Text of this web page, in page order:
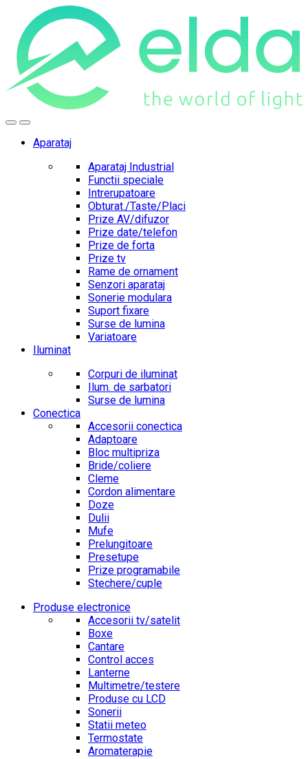
navigation
content
Aparataj
Aparataj Industrial
Functii speciale
Intrerupatoare
Obturat./Taste/Placi
Prize AV/difuzor
Prize date/telefon
Prize de forta
Prize tv
Rame de ornament
Senzori aparataj
Sonerie modulara
Suport fixare
Surse de lumina
Variatoare
Iluminat
Corpuri de iluminat
Ilum. de sarbatori
Surse de lumina
Conectica
Accesorii conectica
Adaptoare
Bloc multipriza
Bride/coliere
Cleme
Cordon alimentare
Doze
Dulii
Mufe
Prelungitoare
Presetupe
Prize programabile
Stechere/cuple
Produse electronice
Accesorii tv/satelit
Boxe
Cantare
Control acces
Lanterne
Multimetre/testere
Produse cu LCD
Sonerii
Statii meteo
Termostate
Aromaterapie